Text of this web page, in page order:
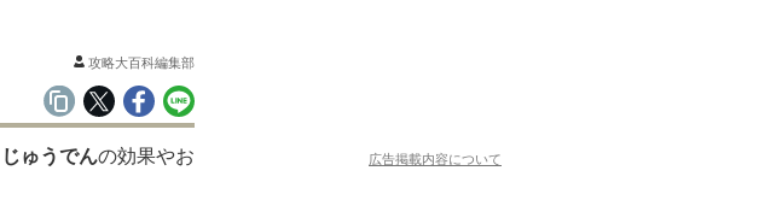
攻略大百科編集部
じゅうでんの効果やお
広告掲載内容について